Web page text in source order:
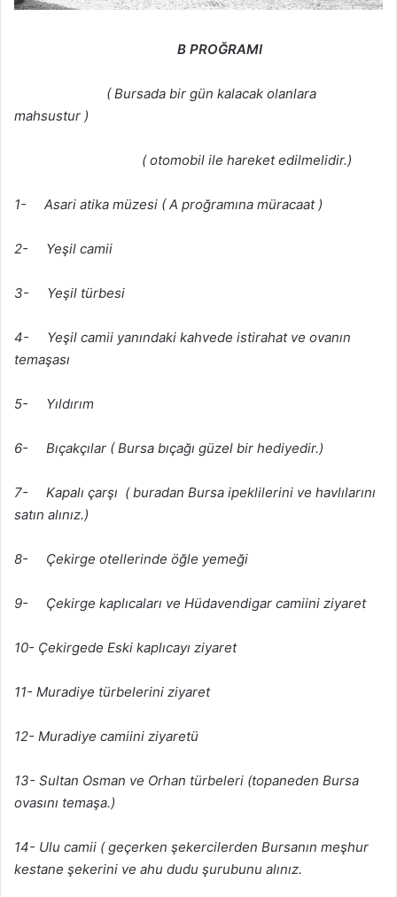
B PROĞRAMI
( Bursada bir gün kalacak olanlara
mahsustur )
( otomobil ile hareket edilmelidir.)
1- Asari atika müzesi ( A proğramına müracaat )
2- Yeşil camii
3- Yeşil türbesi
4- Yeşil camii yanındaki kahvede istirahat ve ovanın
temaşası
5- Yıldırım
6- Bıçakçılar ( Bursa bıçağı güzel bir hediyedir.)
7- Kapalı çarşı ( buradan Bursa ipeklilerini ve havlılarını
satın alınız.)
8- Çekirge otellerinde öğle yemeği
9- Çekirge kaplıcaları ve Hüdavendigar camiini ziyaret
10- Çekirgede Eski kaplıcayı ziyaret
11- Muradiye türbelerini ziyaret
12- Muradiye camiini ziyaretü
13- Sultan Osman ve Orhan türbeleri (topaneden Bursa
ovasını temaşa.)
14- Ulu camii ( geçerken şekercilerden Bursanın meşhur
kestane şekerini ve ahu dudu şurubunu alınız.